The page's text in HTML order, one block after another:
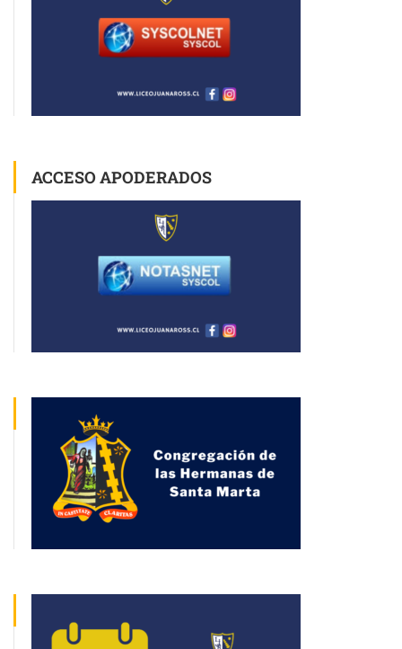
ACCESO APODERADOS